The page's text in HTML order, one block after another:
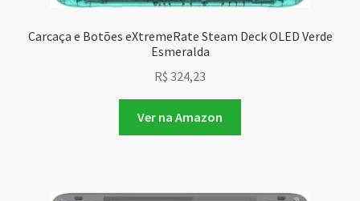
Carcaça e Botões eXtremeRate Steam Deck OLED Verde
Esmeralda
R$ 324,23
Ver na Amazon